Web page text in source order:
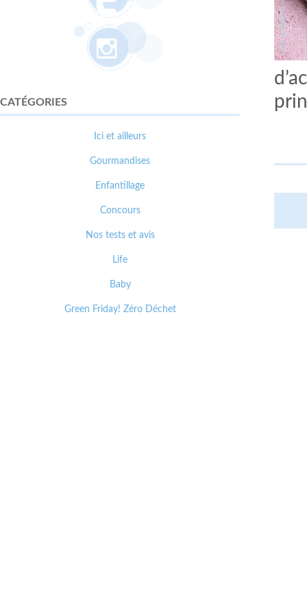
CATÉGORIES
Ici et ailleurs
Gourmandises
Enfantillage
Concours
Nos tests et avis
Life
Baby
Green Friday! Zéro Déchet